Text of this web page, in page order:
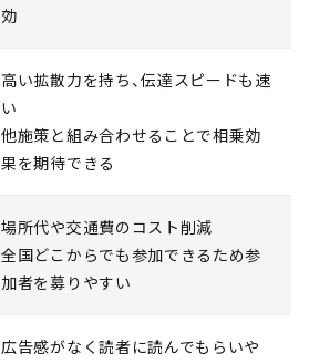
効
高い拡散力を持ち、伝達スピードも速
い
他施策と組み合わせることで相乗効
果を期待できる
場所代や交通費のコスト削減
全国どこからでも参加できるため参
加者を募りやすい
広告感がなく読者に読んでもらいや